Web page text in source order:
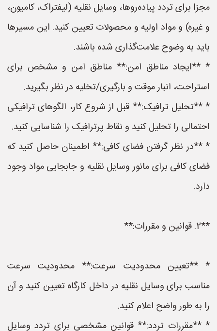
مجزا برای تردد پیاده‌روها، وسایل نقلیه (لیفتراک، کامیون،
و غیره) و مواد اولیه و محصولات تعیین کنید. این مسیرها
باید به وضوح علامت‌گذاری شده باشند.
* **ایجاد مناطق امن:** مناطق امن و مشخص برای
استراحت، انبار موقت و بارگیری/تخلیه در نظر بگیرید.
* **تحلیل ترافیک:** قبل از شروع کار، الگوهای ترافیکی
احتمالی را تحلیل کنید و نقاط پرترافیک را شناسایی کنید.
* **در نظر گرفتن فضای کافی:** اطمینان حاصل کنید که
فضای کافی برای مانور وسایل نقلیه و جابجایی مواد وجود
دارد.
**2. قوانین و مقررات:**
* **تعیین محدودیت سرعت:** محدودیت سرعت
مناسب برای وسایل نقلیه در داخل کارگاه تعیین کنید و آن
را به طور واضح اعلام کنید.
* **مقررات تردد:** قوانین مشخصی برای تردد وسایل